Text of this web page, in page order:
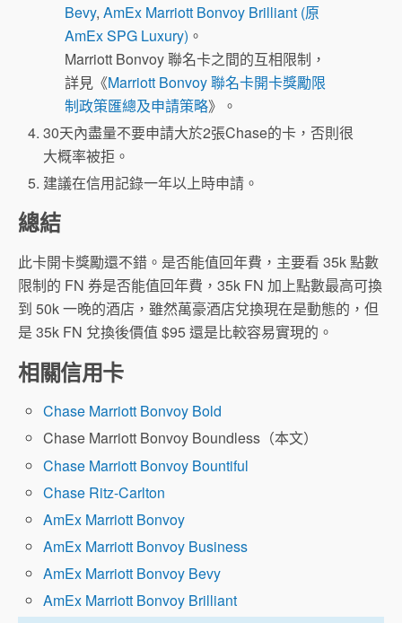
Bevy,AmEx Marriott Bonvoy Brilliant (原
AmEx SPG Luxury) 。
Marriott Bonvoy 聯名卡之間的互相限制，
詳見《Marriott Bonvoy 聯名卡開卡獎勵限
制政策匯總及申請策略》。
30天內盡量不要申請大於2張Chase的卡，否則很
大概率被拒。
建議在信用記錄一年以上時申請。
總結
此卡開卡獎勵還不錯。是否能值回年費，主要看 35k 點數
限制的 FN 券是否能值回年費，35k FN 加上點數最高可換
到 50k 一晚的酒店，雖然萬豪酒店兌換現在是動態的，但
是 35k FN 兌換後價值 $95 還是比較容易實現的。
相關信用卡
Chase Marriott Bonvoy Bold
Chase Marriott Bonvoy Boundless（本文）
Chase Marriott Bonvoy Bountiful
Chase Ritz-Carlton
AmEx Marriott Bonvoy
AmEx Marriott Bonvoy Business
AmEx Marriott Bonvoy Bevy
AmEx Marriott Bonvoy Brilliant